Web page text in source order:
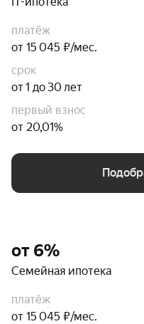
платёж
от 15 045 ₽/мес.
срок
от 1 до 30 лет
первый взнос
от 20,01%
от 6%
Семейная ипотека
платёж
от 15 045 ₽/мес.